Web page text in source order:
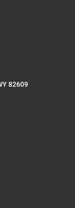
82609